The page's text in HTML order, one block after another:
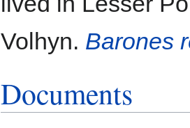
Volhyn. Barones
Documents